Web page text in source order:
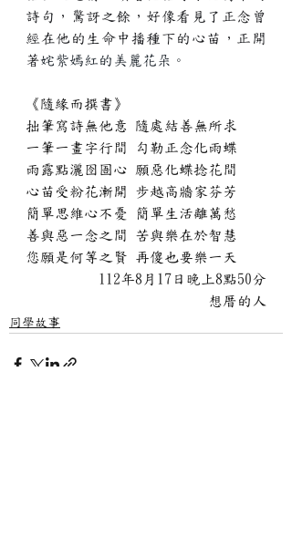
詩句，驚訝之餘，好像看見了正念曾
經在他的生命中播種下的心苗，正開
著姹紫嫣紅的美麗花朵。
《隨緣而撰書》
拙筆寫詩無他意 隨處結善無所求
一筆一畫字行間 勾勒正念化雨蝶
雨露點灑囹圄心 願惡化蝶捻花間
心苗受粉花漸開 步越高牆家芬芳
簡單思維心不憂 簡單生活離萬愁
善與惡一念之間 苦與樂在於智慧
您願是何等之賢 再傻也要樂一天
112年8月17日晚上8點50分
想厝的人
同學故事